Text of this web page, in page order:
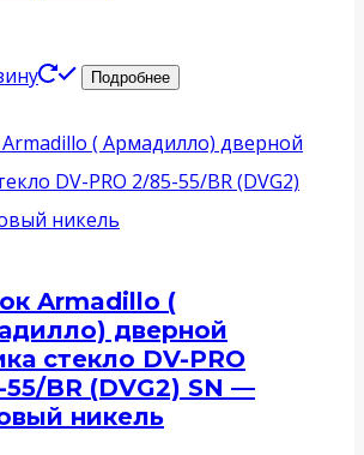
Подробнее
Armadillo (
дверной
стекло DV-PRO
BR (DVG2) SN —
никель